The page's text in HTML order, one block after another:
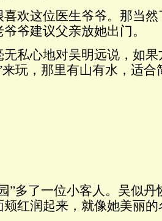
喜欢这位医生爷爷。那当
爷建议父亲放她出门。
私心地对吴明远说，如
来玩，那里有山有水，适
”多了一位小客人。吴似
颊红润起来，就像她美丽